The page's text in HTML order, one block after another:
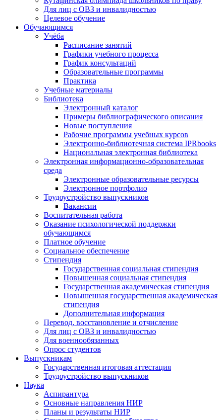
Для лиц с ОВЗ и инвалидностью
Целевое обучение
Обучающимся
Учёба
Расписание занятий
Графики учебного процесса
График консультаций
Образовательные программы
Практика
Учебные материалы
Библиотека
Электронный каталог
Примеры библиографического описания
Новые поступления
Рабочие программы учебных курсов
Электронно-библиотечная система IPRbooks
Национальная электронная библиотека
Электронная информационно-образовательная
среда
Электронные образовательные ресурсы
Электронное портфолио
Трудоустройство выпускников
Вакансии
Воспитательная работа
Оказание психологической поддержки
обучающимся
Платное обучение
Социальное обеспечение
Стипендия
Государственная социальная стипендия
Повышенная социальная стипендия
Государственная академическая стипендия
Повышенная государственная академическая
стипендия
Дополнительная информация
Перевод, восстановление и отчисление
Для лиц с ОВЗ и инвалидностью
Для военнообязанных
Опрос студентов
Выпускникам
Государственная итоговая аттестация
Трудоустройство выпускников
Наука
Аспирантура
Основные направления НИР
Планы и результаты НИР